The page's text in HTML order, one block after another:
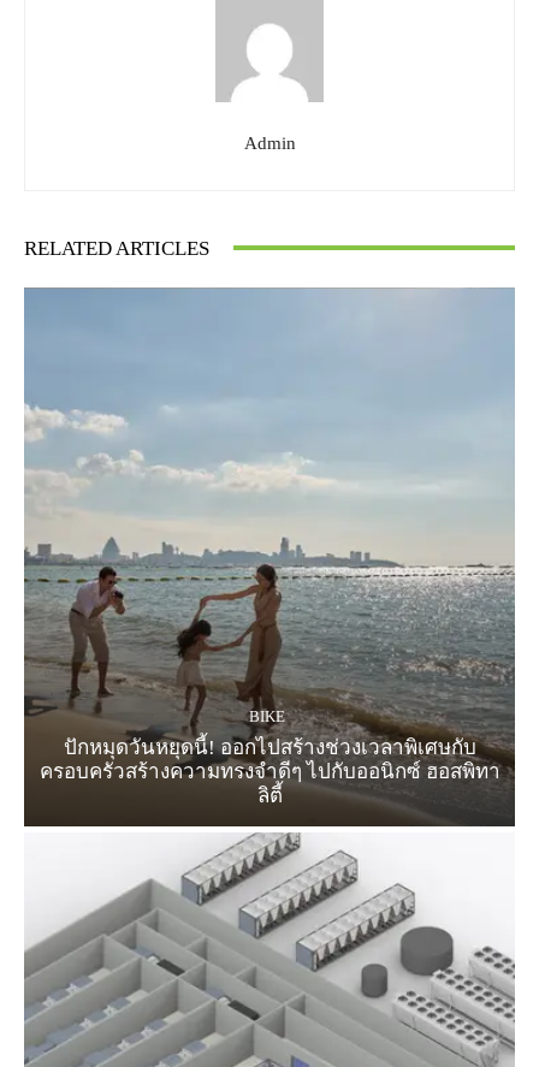
Admin
RELATED ARTICLES
BIKE
ปักหมุดวันหยุดนี้! ออกไปสร้างช่วงเวลาพิเศษกับ
ครอบครัวสร้างความทรงจำดีๆ ไปกับออนิกซ์ ฮอสพิทา
ลิตี้